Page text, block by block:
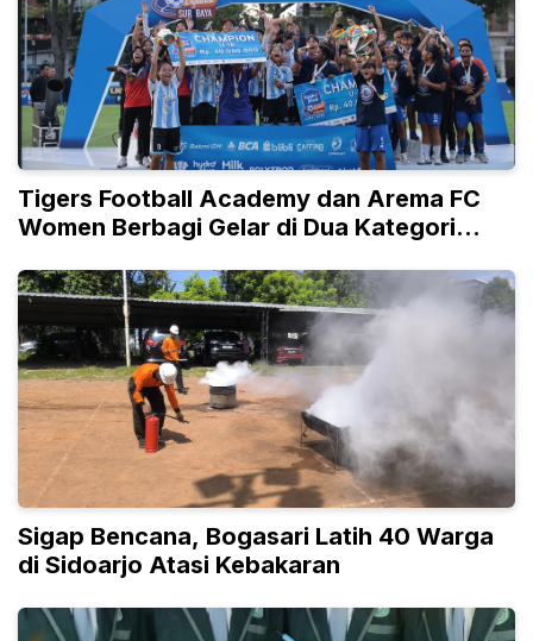
Tigers Football Academy dan Arema FC
Women Berbagi Gelar di Dua Kategori
Sigap Bencana, Bogasari Latih 40 Warga
di Sidoarjo Atasi Kebakaran